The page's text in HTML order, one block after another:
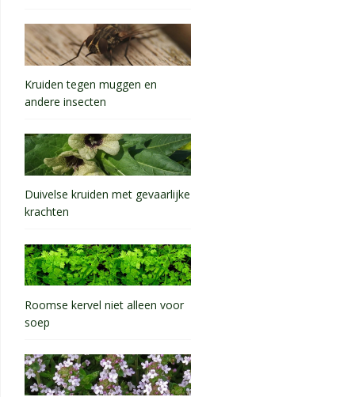
Kruiden tegen muggen en
andere insecten
Duivelse kruiden met gevaarlijke
krachten
Roomse kervel niet alleen voor
soep